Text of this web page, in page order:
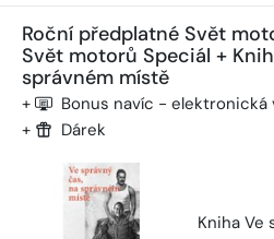
Roční předplatné Svět
Svět motorů Speciál +
správném místě
+ Bonus navíc - elektronická
+ Dárek
Kniha Ve